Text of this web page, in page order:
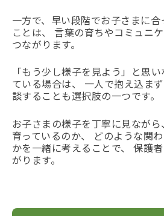
一方で、早い段階でお子さまに
ことは、 言葉の育ちやコミュニ
つながります。
「もう少し様子を見よう」と思
ている場合は、 一人で抱え込ま
談することも選択肢の一つです。
お子さまの様子を丁寧に見なが
育っているのか、 どのような関
かを一緒に考えることで、 保護
がります。